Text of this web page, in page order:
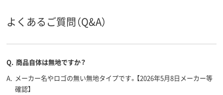
向き タテ
よくあるご質問（Q&A）
Q. 商品自体は無地ですか？
A. メーカー名やロゴの無い無地タイプです。【2026年5月8日メーカー等
確認】